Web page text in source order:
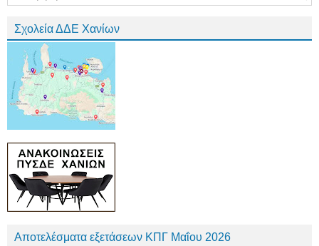
Σχολεία ΔΔΕ Χανίων
Αποτελέσματα εξετάσεων ΚΠΓ Μαΐου 2026